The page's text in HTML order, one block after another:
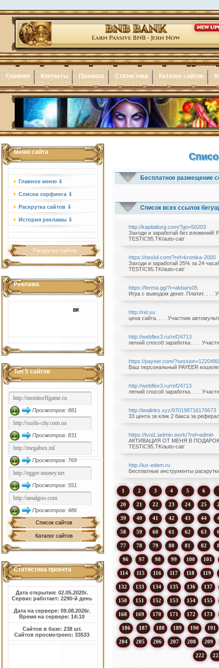
Главная Контакты Правила Статистика Каталог сайтов
Меню сайта
Главное меню ⇓
Списки серфинга ⇓
Раскрутка сайтов ⇓
История рекламы ⇓
Раскрутка сайтов
Реклама
Топ 5 сайтов
Просмотров: 881
Просмотров: 831
Просмотров: 769
Просмотров: 551
Просмотров: 486
Список сайтов
Каталог сайтов
Статистика проекта
Дата открытия: 02.05.2020г.
Сервис работает: 2290-й день
Дата на сервере: 09.08.2026г.
Время на сервере: 14:10
Сайтов в базе: 238 шт.
Сайтов просмотрено: 33533
Бесплатное размещение
Список всех ссылок
http://kapitaltorg.com/?go=50203
Заходи и заработай без вложений!
TESTIC95.TK/auto-cat/
https://nexkil.com/?ref=kromka-2000
Заходи и заработай 25% за 24
TESTIC95.TK/auto-cat/
https://ferma.gg/?r=akbars05
Игра с выводом денег. Платит. . . .
http://rel.su
цена сайта. . . . Участник
http://webflex3.ru/ref24713
легкий способ заработка. . . .
https://payeer.com/
Ваш персональный PAYEER
http://webflex3.ru/ref24713
легкий способ заработка. . . .
http://iwalinks.xyz/970198716176673
33 цента за клик 2 бакса за
https://tvoi1.iadmin.work/?ref=admin
АКТИВАЦИЯ ОТ МЕНЯ В ПОДАРОК
TESTIC95.TK/auto-cat/
http://lux-edem.ru
Бесплатные инструменты
1 2 3 4 5 6
20 21 22 23 24 25
39 40 41 42 43 44
58 59 60 61 62 63
77 78 79 80 81 82
96 97 98 99 100 101
114 115 116 117 118 119
132 133 134 135 136 137
150 151 152 153 154 155
168 169 170 171 172 173
186 187 188 189 190 191
204 205 206 207 208 209
222